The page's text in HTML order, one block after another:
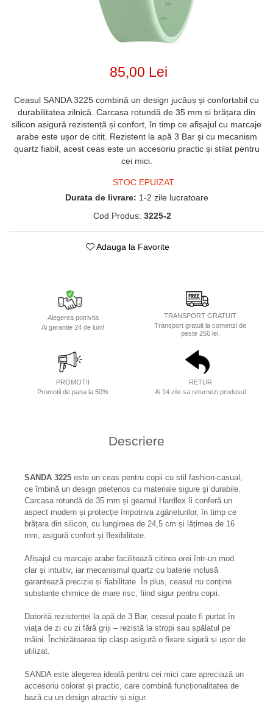
85,00 Lei
Ceasul SANDA 3225 combină un design jucăuș și confortabil cu
durabilitatea zilnică. Carcasa rotundă de 35 mm și brățara din
silicon asigură rezistență și confort, în timp ce afișajul cu marcaje
arabe este ușor de citit. Rezistent la apă 3 Bar și cu mecanism
quartz fiabil, acest ceas este un accesoriu practic și stilat pentru
cei mici.
STOC EPUIZAT
Durata de livrare: 1-2 zile lucratoare
Cod Produs: 3225-2
Adauga la Favorite
Alegerea potrivita
Ai garantie 24 de luni!
TRANSPORT GRATUIT
Transport gratuit la comenzi de
peste 250 lei.
PROMOTII
Promotii de pana la 50%
RETUR
Ai 14 zile sa returnezi produsul
Descriere
SANDA 3225 este un ceas pentru copii cu stil fashion-casual,
ce îmbină un design prietenos cu materiale sigure și durabile.
Carcasa rotundă de 35 mm și geamul Hardlex îi conferă un
aspect modern și protecție împotriva zgârieturilor, în timp ce
brățara din silicon, cu lungimea de 24,5 cm și lățimea de 16
mm, asigură confort și flexibilitate.
Afișajul cu marcaje arabe facilitează citirea orei într-un mod
clar și intuitiv, iar mecanismul quartz cu baterie inclusă
garantează precizie și fiabilitate. În plus, ceasul nu conține
substanțe chimice de mare risc, fiind sigur pentru copii.
Datorită rezistenței la apă de 3 Bar, ceasul poate fi purtat în
viața de zi cu zi fără griji – rezistă la stropi sau spălatul pe
mâini. Închizătoarea tip clasp asigură o fixare sigură și ușor de
utilizat.
SANDA este alegerea ideală pentru cei mici care apreciază un
accesoriu colorat și practic, care combină funcționalitatea de
bază cu un design atractiv și sigur.